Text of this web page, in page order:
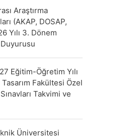
Araştırma
(AKAP, DOSAP,
Yılı 3. Dönem
Eğitim-Öğretim Yılı
Fakültesi Özel
Takvimi ve
Üniversitesi